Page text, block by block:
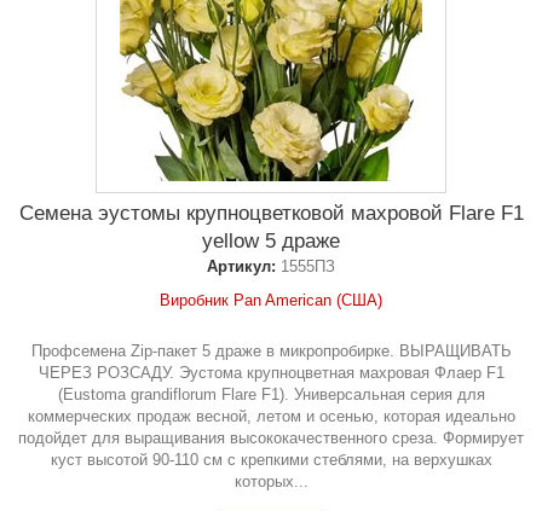
Семена эустомы крупноцветковой махровой Flare F1
yellow 5 драже
Артикул: 1555ПЗ
Виробник Pan American (США)
Профсемена Zip-пакет 5 драже в микропробирке. ВЫРАЩИВАТЬ
ЧЕРЕЗ РОЗСАДУ. Эустома крупноцветная махровая Флаер F1
(Eustoma grandiflorum Flare F1). Универсальная серия для
коммерческих продаж весной, летом и осенью, которая идеально
подойдет для выращивания высококачественного среза. Формирует
куст высотой 90-110 см с крепкими стеблями, на верхушках
которых...